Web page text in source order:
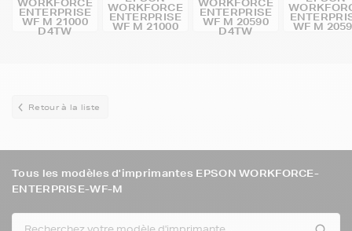
WORKFORCE
ENTERPRISE
WF M 21000
D4TW
WORKFORCE
ENTERPRISE
WF M 21000
WORKFORCE
ENTERPRISE
WF M 20590
D4TW WF M
Retour à la liste
Tous les modèles d'imprimantes EPSON WORKFORCE-
ENTERPRISE-WF-M